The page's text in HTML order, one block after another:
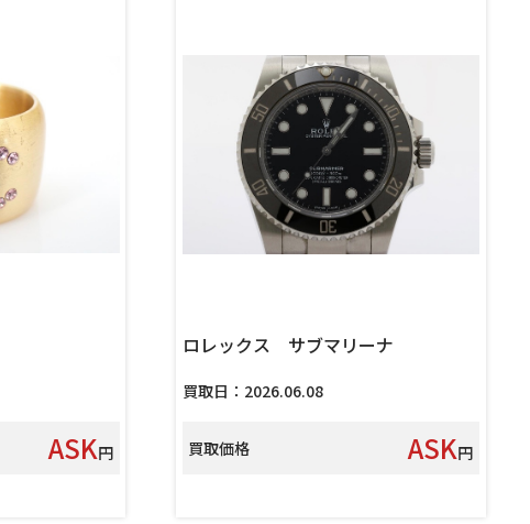
ASK円
ロレックス サブマリーナ
買取日：2026.06.08
買取価格 ASK円